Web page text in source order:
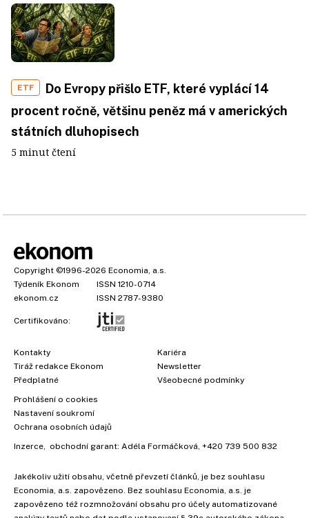
ETF
Do Evropy přišlo ETF, které vyplácí 14
procent ročně, většinu peněz má v amerických
státních dluhopisech
5 minut čtení
Copyright ©1996-2026 Economia, a.s.
Týdeník Ekonom
ISSN 1210-0714
ekonom.cz
ISSN 2787-9380
Certifikováno:
Kontakty
Tiráž redakce Ekonom
Předplatné
Kariéra
Newsletter
Všeobecné podmínky
Prohlášení o cookies
Nastavení soukromí
Ochrana osobních údajů
Inzerce , obchodní garant: Adéla Formáčková +420 739 500 832
Jakékoliv užití obsahu, včetně převzetí článků, je bez souhlasu
Economia, a.s. zapovězeno. Bez souhlasu Economia, a.s. je
zapovězeno též rozmnožování obsahu pro účely automatizované